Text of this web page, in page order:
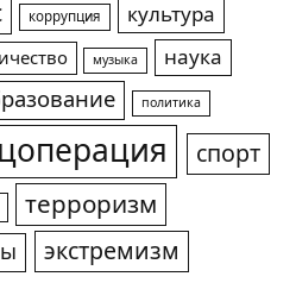
коррупция
культура
музыка
наука
политика
спорт
терроризм
экстремизм